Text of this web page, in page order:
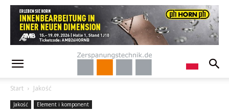
Start Jakość
Jakość Element i komponent